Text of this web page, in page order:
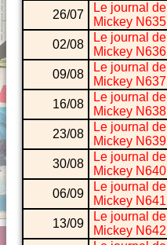
26/07
Le journal de
Mickey N635
02/08
Le journal de
Mickey N636
09/08
Le journal de
Mickey N637
16/08
Le journal de
Mickey N638
23/08
Le journal de
Mickey N639
30/08
Le journal de
Mickey N640
06/09
Le journal de
Mickey N641
13/09
Le journal de
Mickey N642